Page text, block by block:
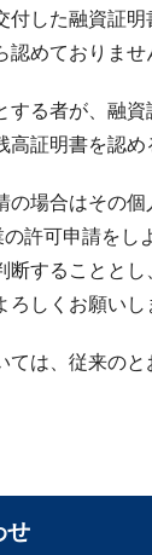
した融資証
めておりませ
する者が、融
証明書を認め
場合はその
許可申請を
することと
しくお願いし
は、従来の
せ